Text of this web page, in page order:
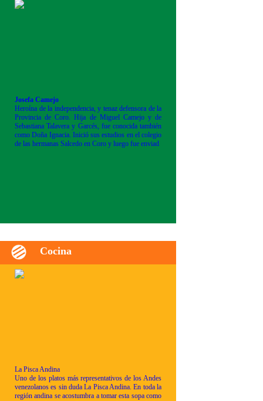
Josefa Camejo
Heroína de la independencia, y tenaz defensora de la
Provincia de Coro. Hija de Miguel Camejo y de
Sebastiana Talavera y Garcés, fue conocida también
como Doña Ignacia. Inició sus estudios en el colegio
de las hermanas Salcedo en Coro y luego fue enviad
Cocina
La Pisca Andina
Uno de los platos más representativos de los Andes
venezolanos es sin duda La Pisca Andina. En toda la
región andina se acostumbra a tomar esta sopa como